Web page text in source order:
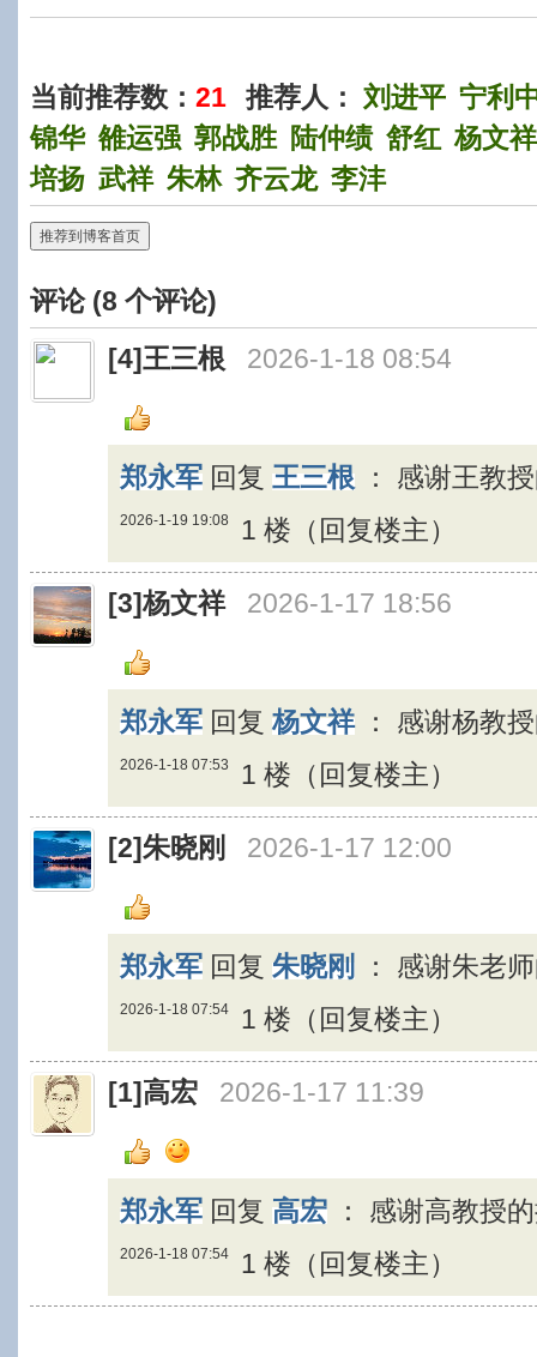
当前推荐数： 21 推荐人： 刘进平 宁利
锦华 雒运强 郭战胜 陆仲绩 舒红 杨文祥
培扬 武祥 朱林 齐云龙 李沣
推荐到博客首页
评论 (8 个评论)
[4]王三根 2026-1-18 08:54
郑永军 回复 王三根 ： 感谢王教
2026-1-19 19:08 1 楼（回复楼主）
[3]杨文祥 2026-1-17 18:56
郑永军 回复 杨文祥 ： 感谢杨教
2026-1-18 07:53 1 楼（回复楼主）
[2]朱晓刚 2026-1-17 12:00
郑永军 回复 朱晓刚 ： 感谢朱老
2026-1-18 07:54 1 楼（回复楼主）
[1]高宏 2026-1-17 11:39
郑永军 回复 高宏 ： 感谢高教授
2026-1-18 07:54 1 楼（回复楼主）